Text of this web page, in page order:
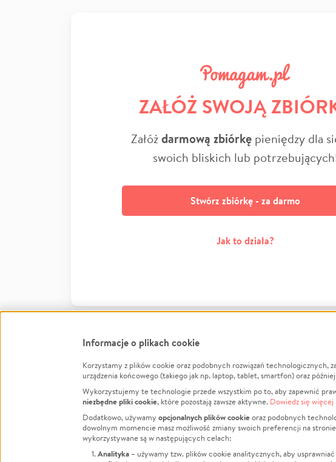
ZAŁÓŻ SWOJĄ
Załóżdarmową zbiórkępieniędzy dla
swoich bliskich lub
Stwórz zbiórkę - za darmo
Jak to działa?
FacebookTwitter Instagram
LinkedInTikTok Youtube
Informacje
Jak to działa?
Regulamin
Polityka Prywatności
Informacje o plikach cookie
Korzystamy z plików cookie oraz podobnych rozwiązań technologicznych,
urządzenia końcowego (takiego jak np. laptop, tablet, smartfon) oraz
Wykorzystujemy te technologie przede wszystkim po to, aby zapewnić
niezbędne pliki cookie, które pozostają zawsze aktywne. Dowiedz się więcej
Dodatkowo, używamy opcjonalnych plików cookieoraz podobnych
dowolnym momencie masz możliwość zmiany swoich preferencji na
wykorzystywane są w następujących celach:
Analityka – używamy tzw. plików cookie analitycznych, aby